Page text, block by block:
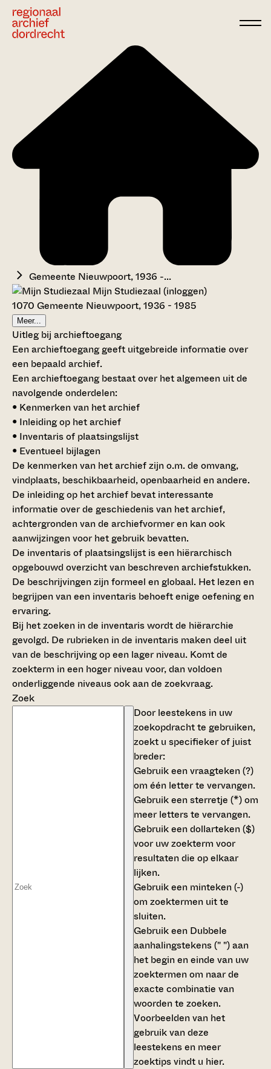
Gemeente Nieuwpoort, 1936 -...
Mijn Studiezaal (inloggen)
1070 Gemeente Nieuwpoort, 1936 - 1985
Meer...
Uitleg bij archieftoegang
Een archieftoegang geeft uitgebreide informatie over
een bepaald archief.
Een archieftoegang bestaat over het algemeen uit de
navolgende onderdelen:
• Kenmerken van het archief
• Inleiding op het archief
• Inventaris of plaatsingslijst
• Eventueel bijlagen
De kenmerken van het archief zijn o.m. de omvang,
vindplaats, beschikbaarheid, openbaarheid en andere.
De inleiding op het archief bevat interessante
informatie over de geschiedenis van het archief,
achtergronden van de archiefvormer en kan ook
aanwijzingen voor het gebruik bevatten.
De inventaris of plaatsingslijst is een hiërarchisch
opgebouwd overzicht van beschreven archiefstukken.
De beschrijvingen zijn formeel en globaal. Het lezen en
begrijpen van een inventaris behoeft enige oefening en
ervaring.
Bij het zoeken in de inventaris wordt de hiërarchie
gevolgd. De rubrieken in de inventaris maken deel uit
van de beschrijving op een lager niveau. Komt de
zoekterm in een hoger niveau voor, dan voldoen
onderliggende niveaus ook aan de zoekvraag.
Zoek
Door leestekens in uw
zoekopdracht te gebruiken,
zoekt u specifieker of juist
breder:
Gebruik eenvraagteken (?)
om één letter te vervangen.
Gebruik eensterretje (*)om
meer letters te vervangen.
Gebruik eendollarteken ($)
voor uw zoekterm voor
resultaten die op elkaar
lijken.
Gebruik een minteken (-)
om zoektermen uit te
sluiten.
Gebruik een Dubbele
aanhalingstekens (" ")aan
het begin en einde van uw
zoektermen om naar de
exacte combinatie van
woorden te zoeken.
Voorbeelden van het
gebruik van deze
leestekens en meer
zoektips vindt u hier.